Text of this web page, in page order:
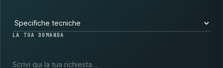
LA TUA DOMANDA